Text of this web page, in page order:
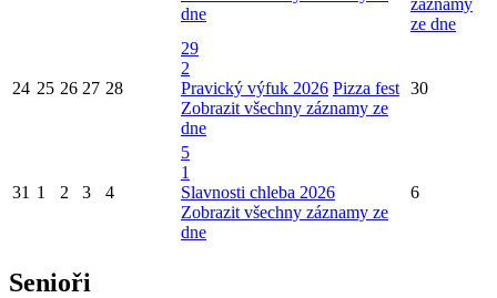
dne
záznamy
ze dne
24 25 26 27 28
29
2
Pravický výfuk 2026 Pizza fest
Zobrazit všechny záznamy ze
dne
30
31 1 2 3 4
5
1
Slavnosti chleba 2026
Zobrazit všechny záznamy ze
dne
6
Senioři